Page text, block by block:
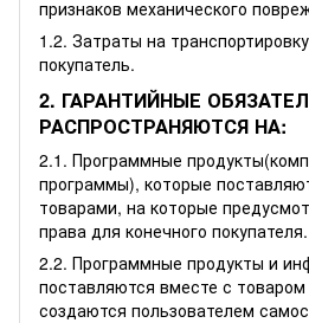
признаков механического
1.2. Затраты на
покупатель.
2. ГАРАНТИЙНЫЕ
РАСПРОСТРАНЯЮТСЯ НА:
2.1. Программные
программы), которые
товарами, на которые
права для конечного покупателя.
2.2. Программные продукты и
поставляются вместе с
создаются пользователем